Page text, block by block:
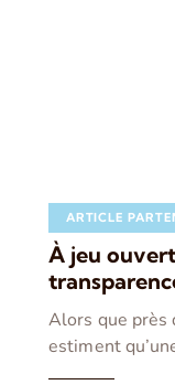
ARTICLE
À jeu
Alors que près
estiment